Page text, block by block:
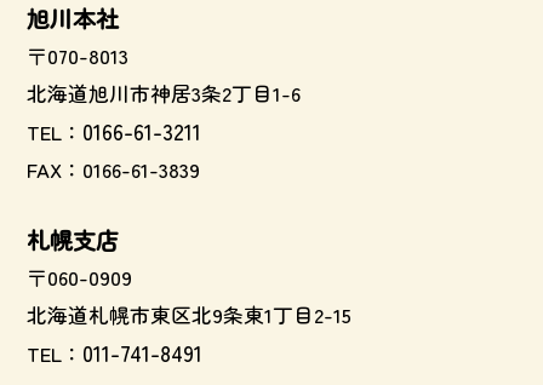
旭川本社
〒070-8013
北海道旭川市神居3条2丁目1-6
TEL： 0166-61-3211
FAX：0166-61-3839
札幌支店
〒060-0909
北海道札幌市東区北9条東1丁目2-15
TEL： 011-741-8491